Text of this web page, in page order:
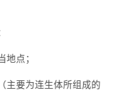
点；
主要为连生体所组成的